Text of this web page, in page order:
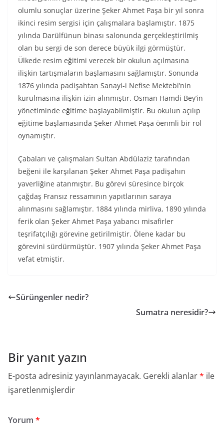
olumlu sonuçlar üzerine Şeker Ahmet Paşa bir yıl sonra
ikinci resim sergisi için çalışmalara başlamıştır. 1875
yılında Darülfünun binası salonunda gerçekleştirilmiş
olan bu sergi de son derece büyük ilgi görmüştür.
Ülkede resim eğitimi verecek bir okulun açılmasına
ilişkin tartışmaların başlamasını sağlamıştır. Sonunda
1876 yılında padişahtan Sanayi-i Nefise Mektebi’nin
kurulmasına ilişkin izin alınmıştır. Osman Hamdi Bey’in
yönetiminde eğitime başlayabilmiştir. Bu okulun açılıp
eğitime başlamasında Şeker Ahmet Paşa öenmli bir rol
oynamıştır.
Çabaları ve çalışmaları Sultan Abdülaziz tarafından
beğeni ile karşılanan Şeker Ahmet Paşa padişahın
yaverliğine atanmıştır. Bu görevi süresince birçok
çağdaş Fransız ressamının yapıtlarının saraya
alınmasını sağlamıştır. 1884 yılında mirliva, 1890 yılında
ferik olan Şeker Ahmet Paşa yabancı misafirler
teşrifatçılığı görevine getirilmiştir. Ölene kadar bu
görevini sürdürmüştür. 1907 yılında Şeker Ahmet Paşa
vefat etmiştir.
Sürüngenler nedir?
Sumatra neresidir?
Bir yanıt yazın
E-posta adresiniz yayınlanmayacak. Gerekli alanlar* ile
işaretlenmişlerdir
Yorum *